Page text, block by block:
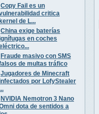
Copy Fail es un
critica
de L...
China exige baterías
en coches
Fraude masivo con SMS
de multas tráfico
Jugadores de Minecraft
por LofyStealer
NVIDIA Nemotron 3 Nano
dota de sentidos a